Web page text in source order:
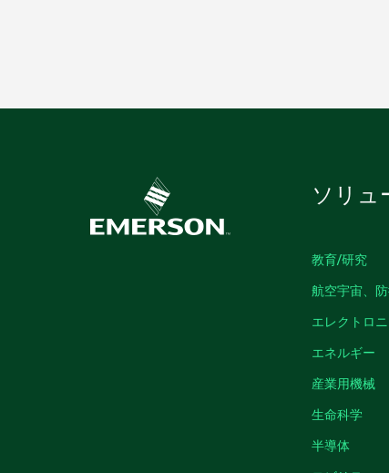
ソリュ
教育/研究
航空宇宙、
エレクトロ
エネルギー
産業用機械
生命科学
半導体